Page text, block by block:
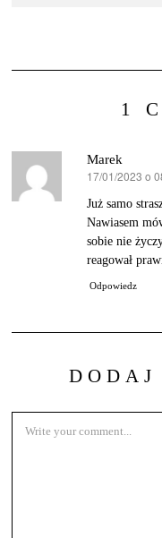
1
Marek
pisze:
17/01/2023 o
Już samo
Nawiasem
sobie nie
reagował
Odpowiedz